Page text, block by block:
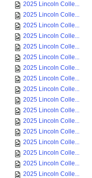
2025 Lincoln Colle...
2025 Lincoln Colle...
2025 Lincoln Colle...
2025 Lincoln Colle...
2025 Lincoln Colle...
2025 Lincoln Colle...
2025 Lincoln Colle...
2025 Lincoln Colle...
2025 Lincoln Colle...
2025 Lincoln Colle...
2025 Lincoln Colle...
2025 Lincoln Colle...
2025 Lincoln Colle...
2025 Lincoln Colle...
2025 Lincoln Colle...
2025 Lincoln Colle...
2025 Lincoln Colle...